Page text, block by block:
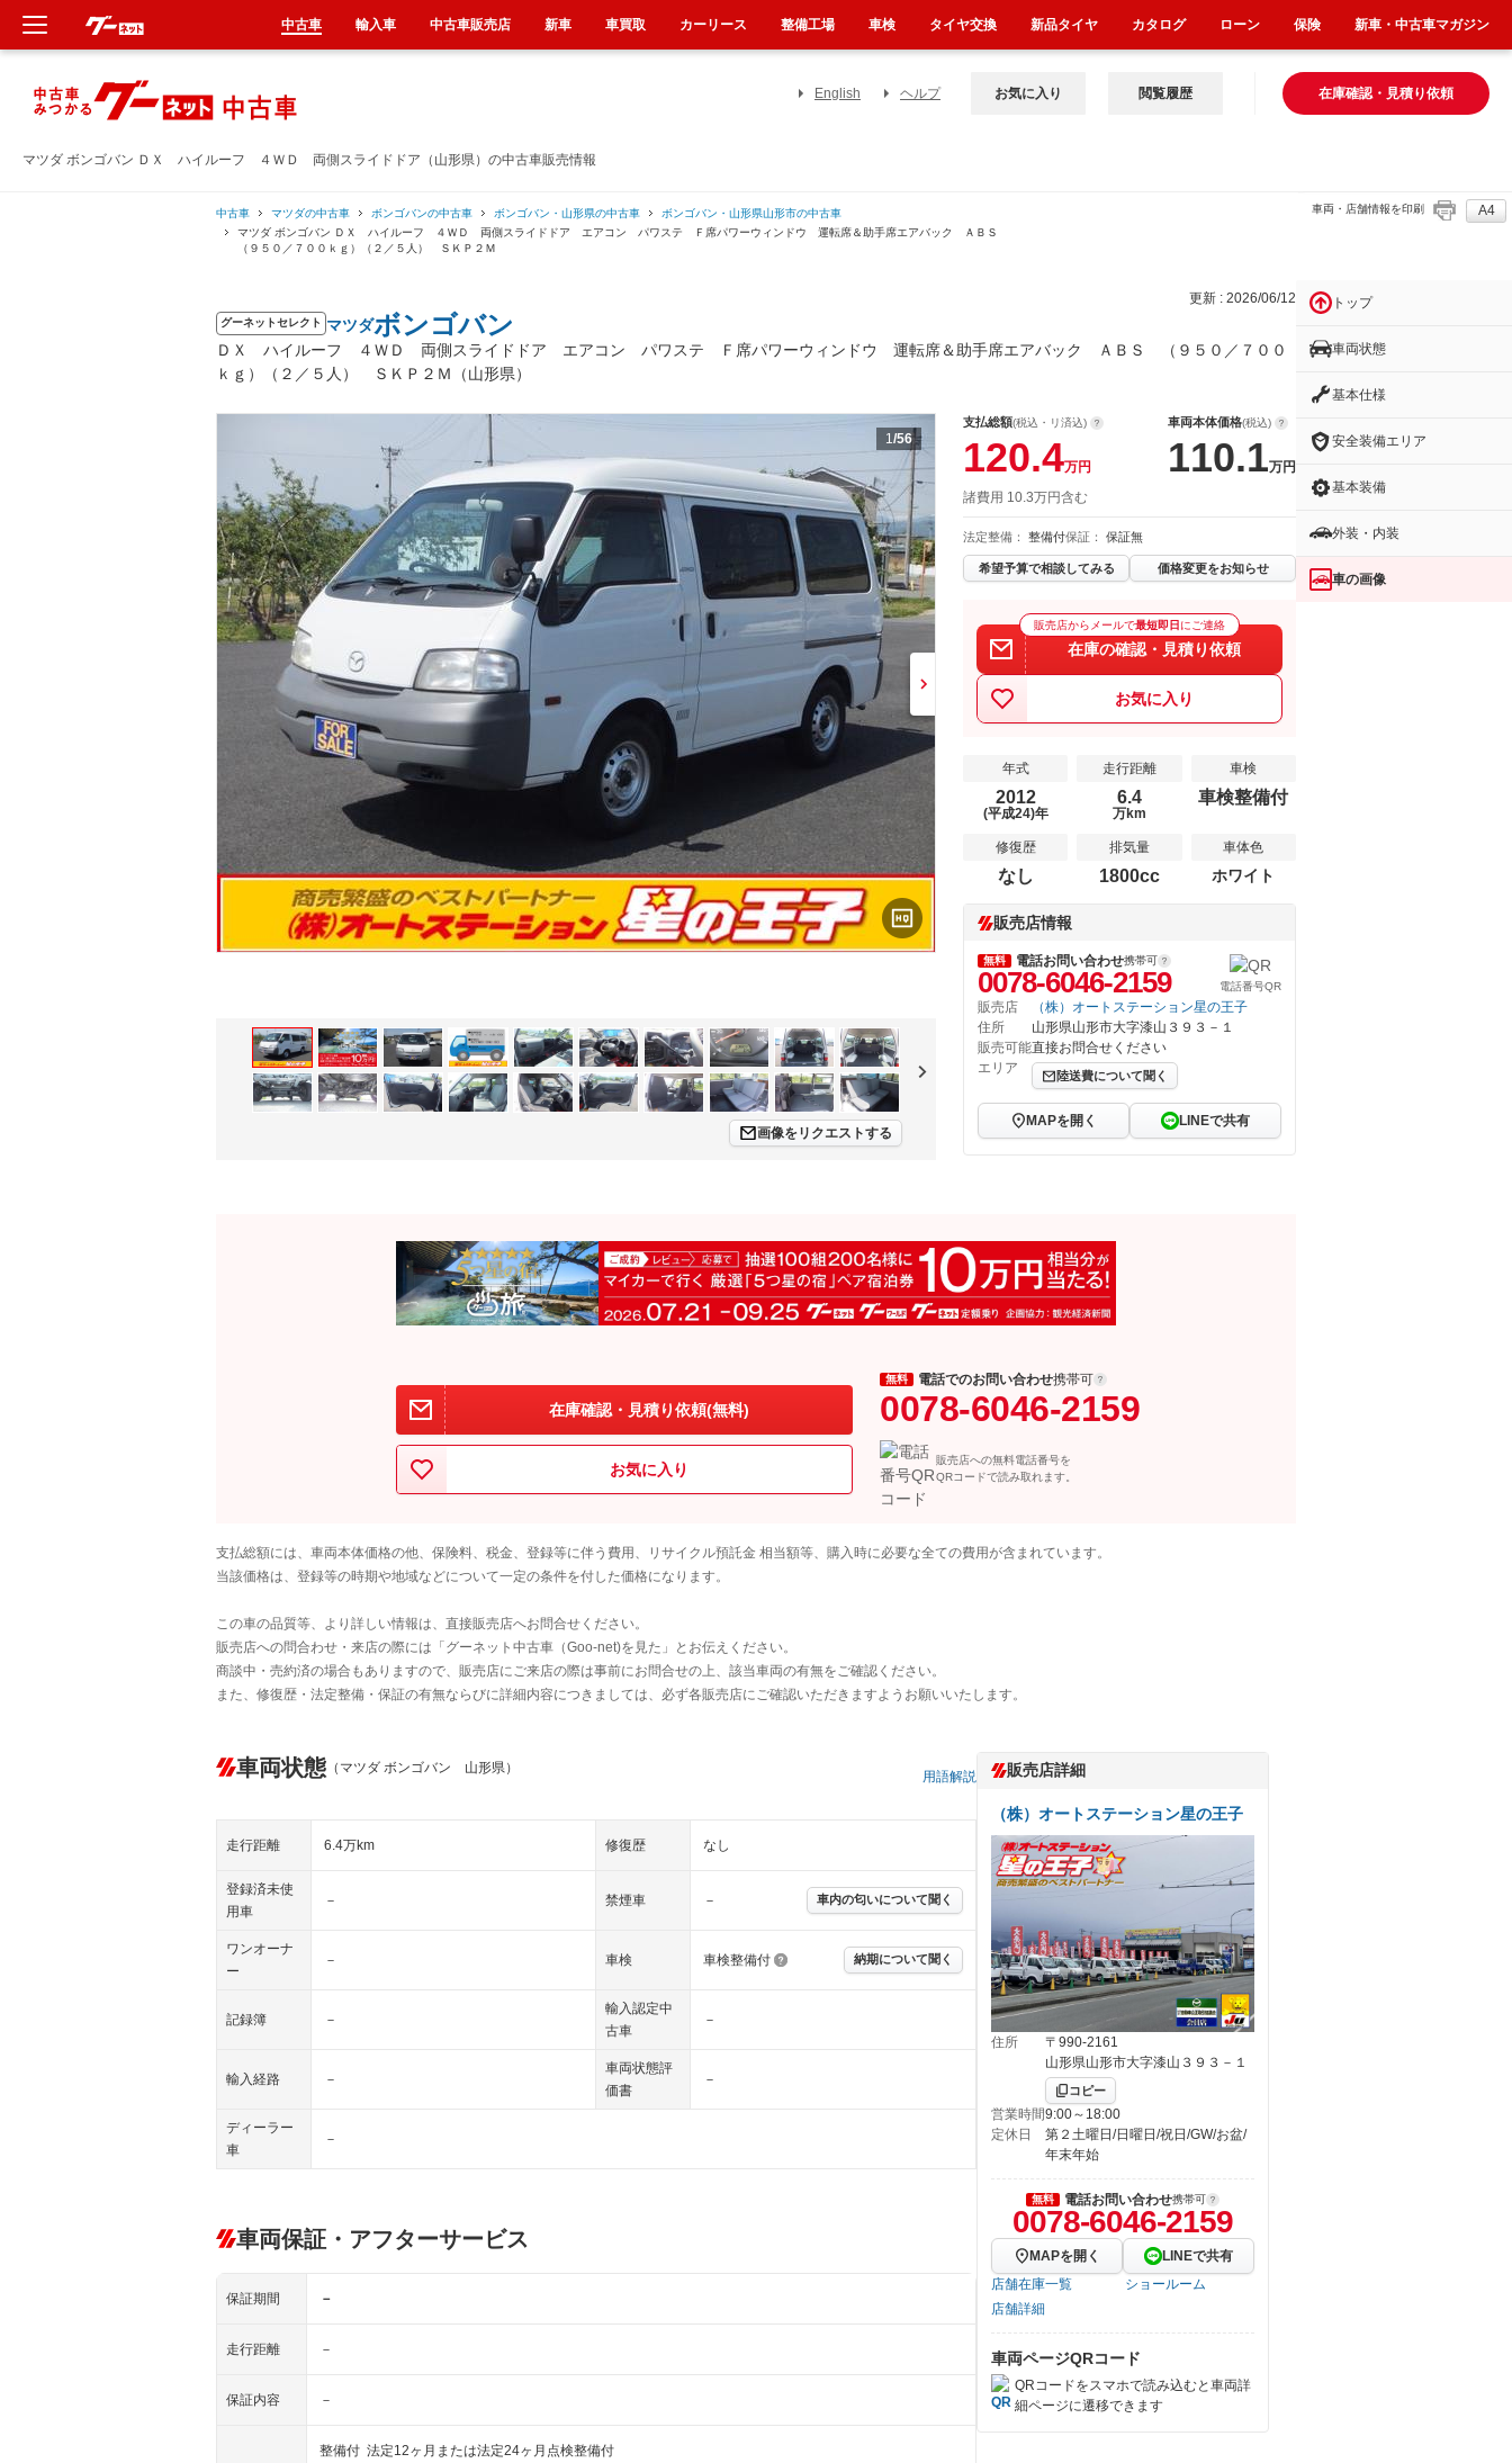
マツダ ボンゴバン ＤＸ ハイルーフ ４ＷＤ 両側スライドドア（山形県）の中古車販売情報
English ヘルプ 在庫確認・見積り依頼
お気に入り 閲覧履歴
中古車 マツダの中古車 ボンゴバンの中古車 ボンゴバン・山形県の中古車
ボンゴバン・山形県山形市の中古車
マツダ ボンゴバン ＤＸ ハイルーフ ４ＷＤ 両側スライドドア エアコン パワステ Ｆ席パワーウィンドウ 運転席＆助手席エアバック ＡＢＳ
（９５０／７００ｋｇ）（２／５人） ＳＫＰ２Ｍ
車両・店舗情報を印刷 A4
更新 : 2026/06/12
グーネットセレクト マツダボンゴバン
ＤＸ ハイルーフ ４ＷＤ 両側スライドドア エアコン パワステ Ｆ席パワーウィンドウ 運転席＆助手席エアバック ＡＢＳ （９５０／７００
ｋｇ）（２／５人） ＳＫＰ２Ｍ（山形県）
1/56
画像をリクエストする
支払総額(税込・リ済込)
120.4万円
車両本体価格(税込)
110.1万円
諸費用 10.3万円含む
法定整備： 整備付保証： 保証無
希望予算で相談してみる 価格変更をお知らせ
販売店からメールで最短即日 にご連絡
在庫の確認・見積り依頼
お気に入り
年式
2012
(平成24)年
走行距離
6.4
万km
車検
車検整備付
修復歴
なし
排気量
1800cc
車体色
ホワイト
販売店情報
無料 電話お問い合わせ携帯可
0078-6046-2159 電話番号QR
販売店
（株）オートステーション星の王子
住所
山形県山形市大字漆山３９３－１
販売可能
エリア
直接お問合せください
陸送費について聞く
MAPを開く LINEで共有
在庫確認・見積り依頼(無料)
お気に入り
無料 電話でのお問い合わせ携帯可
0078-6046-2159
販売店への無料電話番号を
QRコードで読み取れます。
支払総額には、車両本体価格の他、保険料、税金、登録等に伴う費用、リサイクル預託金 相当額等、購入時に必要な全ての費用が含まれています。
当該価格は、登録等の時期や地域などについて一定の条件を付した価格になります。
この車の品質等、より詳しい情報は、直接販売店へお問合せください。
販売店への問合わせ・来店の際には「グーネット中古車（Goo-net)を見た」とお伝えください。
商談中・売約済の場合もありますので、販売店にご来店の際は事前にお問合せの上、該当車両の有無をご確認ください。
また、修復歴・法定整備・保証の有無ならびに詳細内容につきましては、必ず各販売店にご確認いただきますようお願いいたします。
車両状態 （マツダ ボンゴバン 山形県）
用語解説
走行距離 6.4万km 修復歴 なし
登録済未使
用車
－ 禁煙車 － 車内の匂いについて聞く
ワンオーナ
ー
－ 車検 車検整備付 納期について聞く
記録簿 －
輸入認定中
古車
－
輸入経路 －
車両状態評
価書
－
ディーラー
車
－
車両保証・アフターサービス
保証期間 －
走行距離 －
保証内容 －
整備付 法定12ヶ月または法定24ヶ月点検整備付
販売店詳細
（株）オートステーション星の王子
住所
〒990-2161
山形県山形市大字漆山３９３－１
コピー
営業時間9:00～18:00
定休日
第２土曜日/日曜日/祝日/GW/お盆/
年末年始
無料 電話お問い合わせ携帯可
0078-6046-2159
MAPを開く
LINEで共有
店舗在庫一覧
ショールーム
店舗詳細
車両ページQRコード
QRコードをスマホで読み込むと車両詳
細ページに遷移できます
トップ
車両状態
基本仕様
安全装備エリア
基本装備
外装・内装
車の画像
中古車 輸入車 中古車販売店 新車 車買取 カーリース 整備工場 車検 タイヤ交換 新品タイヤ カタログ ローン 保険 新車・中古車マガジン
新車
中古車